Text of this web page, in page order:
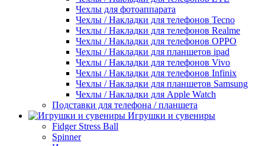
Чехлы для фотоаппарата
Чехлы / Накладки для телефонов Tecno
Чехлы / Накладки для телефонов Realme
Чехлы / Накладки для телефонов OPPO
Чехлы / Накладки для планшетов ipad
Чехлы / Накладки для телефонов Vivo
Чехлы / Накладки для телефонов Infinix
Чехлы / Накладки для планшетов Samsung
Чехлы / Накладки для Apple Watch
Подставки для телефона / планшета
Игрушки и сувениры
Fidger Stress Ball
Spinner